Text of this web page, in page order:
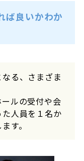
ば良いかわか
る、さまざま
ルの受付や会
人員を１名か
す。